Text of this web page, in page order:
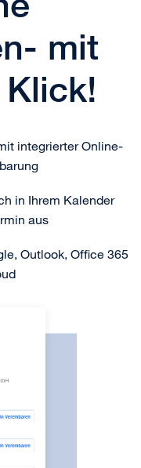
mit
integrierter Online-
in Ihrem Kalender
aus
Outlook, Office 365